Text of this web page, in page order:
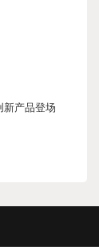
新产品登场